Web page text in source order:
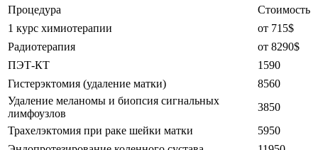
Процедура
Стоимость
1 курс химиотерапии
от 715$
Радиотерапия
от 8290$
ПЭТ-КТ
1590
Гистерэктомия (удаление матки)
8560
Удаление меланомы и биопсия сигнальных
лимфоузлов
3850
Трахелэктомия при раке шейки матки
5950